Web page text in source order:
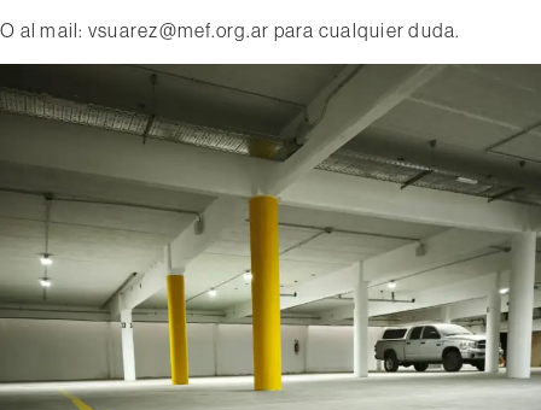
O al mail: vsuarez@mef.org.ar para cualquier duda.